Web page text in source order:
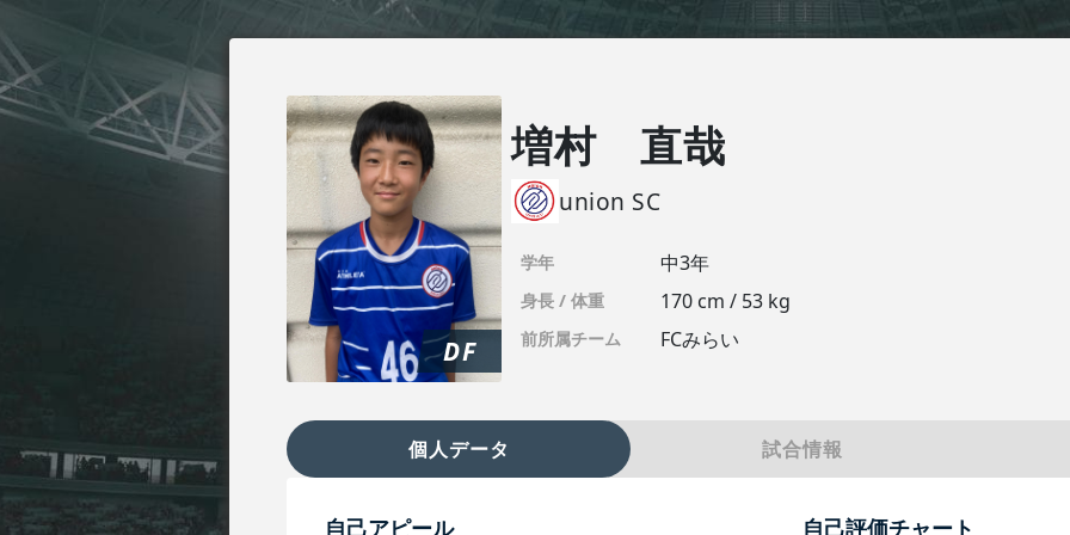
DF
増村 直哉
union SC
学年 中3年
身長 / 体重 170 cm / 53 kg
前所属チーム FCみらい
個人データ 試合情報
自己アピール 自己評価チャート